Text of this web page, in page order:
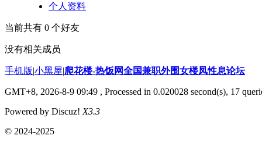
个人资料
当前共有 0 个好友
没有相关成员
手机版|小黑屋|爬花楼-热饭网全国兼职外围女楼凤性息论坛
GMT+8, 2026-8-9 09:49 , Processed in 0.020028 second(s), 17
Powered by Discuz! X3.3
© 2024-2025